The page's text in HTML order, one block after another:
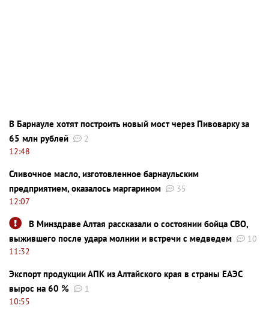
В Барнауле хотят построить новый мост через Пивоварку за
65 млн рублей
2
12:48
Сливочное масло, изготовленное барнаульским
предприятием, оказалось маргарином
35
12:07
В Минздраве Алтая рассказали о состоянии бойца СВО,
выжившего после удара молнии и встречи с медведем
10
11:32
Экспорт продукции АПК из Алтайского края в страны ЕАЭС
вырос на 60 %
1
10:55